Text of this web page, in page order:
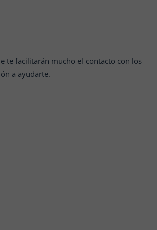
te facilitarán mucho el contacto con los
a ayudarte.